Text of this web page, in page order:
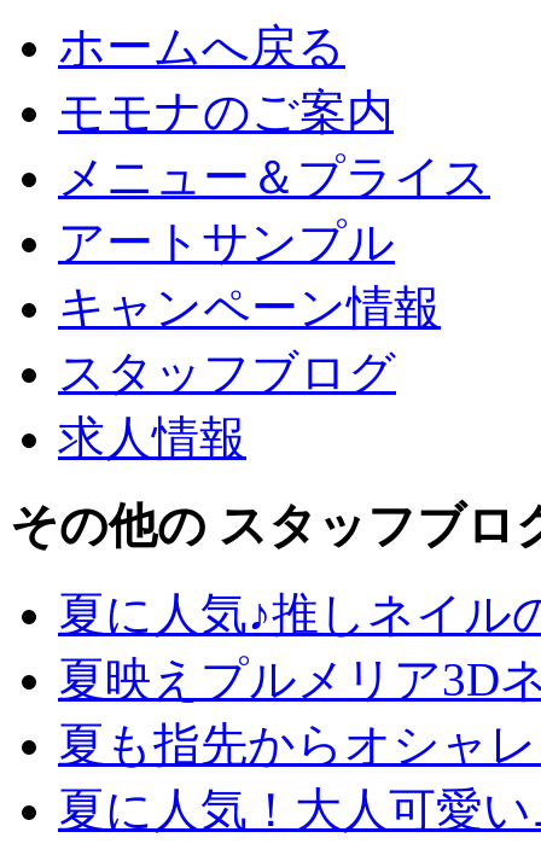
ホームへ戻る
モモナのご案内
メニュー＆プライス
アートサンプル
キャンペーン情報
スタッフブログ
求人情報
その他の スタッフブロ
夏に人気♪推しネイル
夏映えプルメリア3D
夏も指先からオシャ
夏に人気！大人可愛